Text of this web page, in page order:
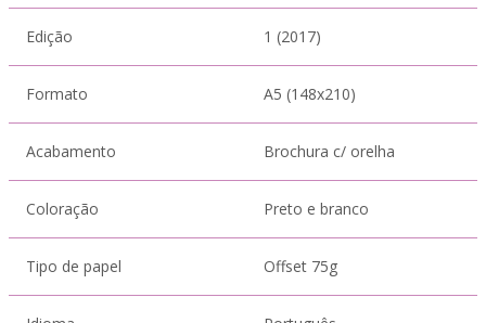
Edição 1 (2017)
Formato A5 (148x210)
Acabamento Brochura c/ orelha
Coloração Preto e branco
Tipo de papel Offset 75g